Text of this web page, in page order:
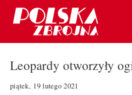
Leopardy otworzyły
piątek, 19 lutego 2021